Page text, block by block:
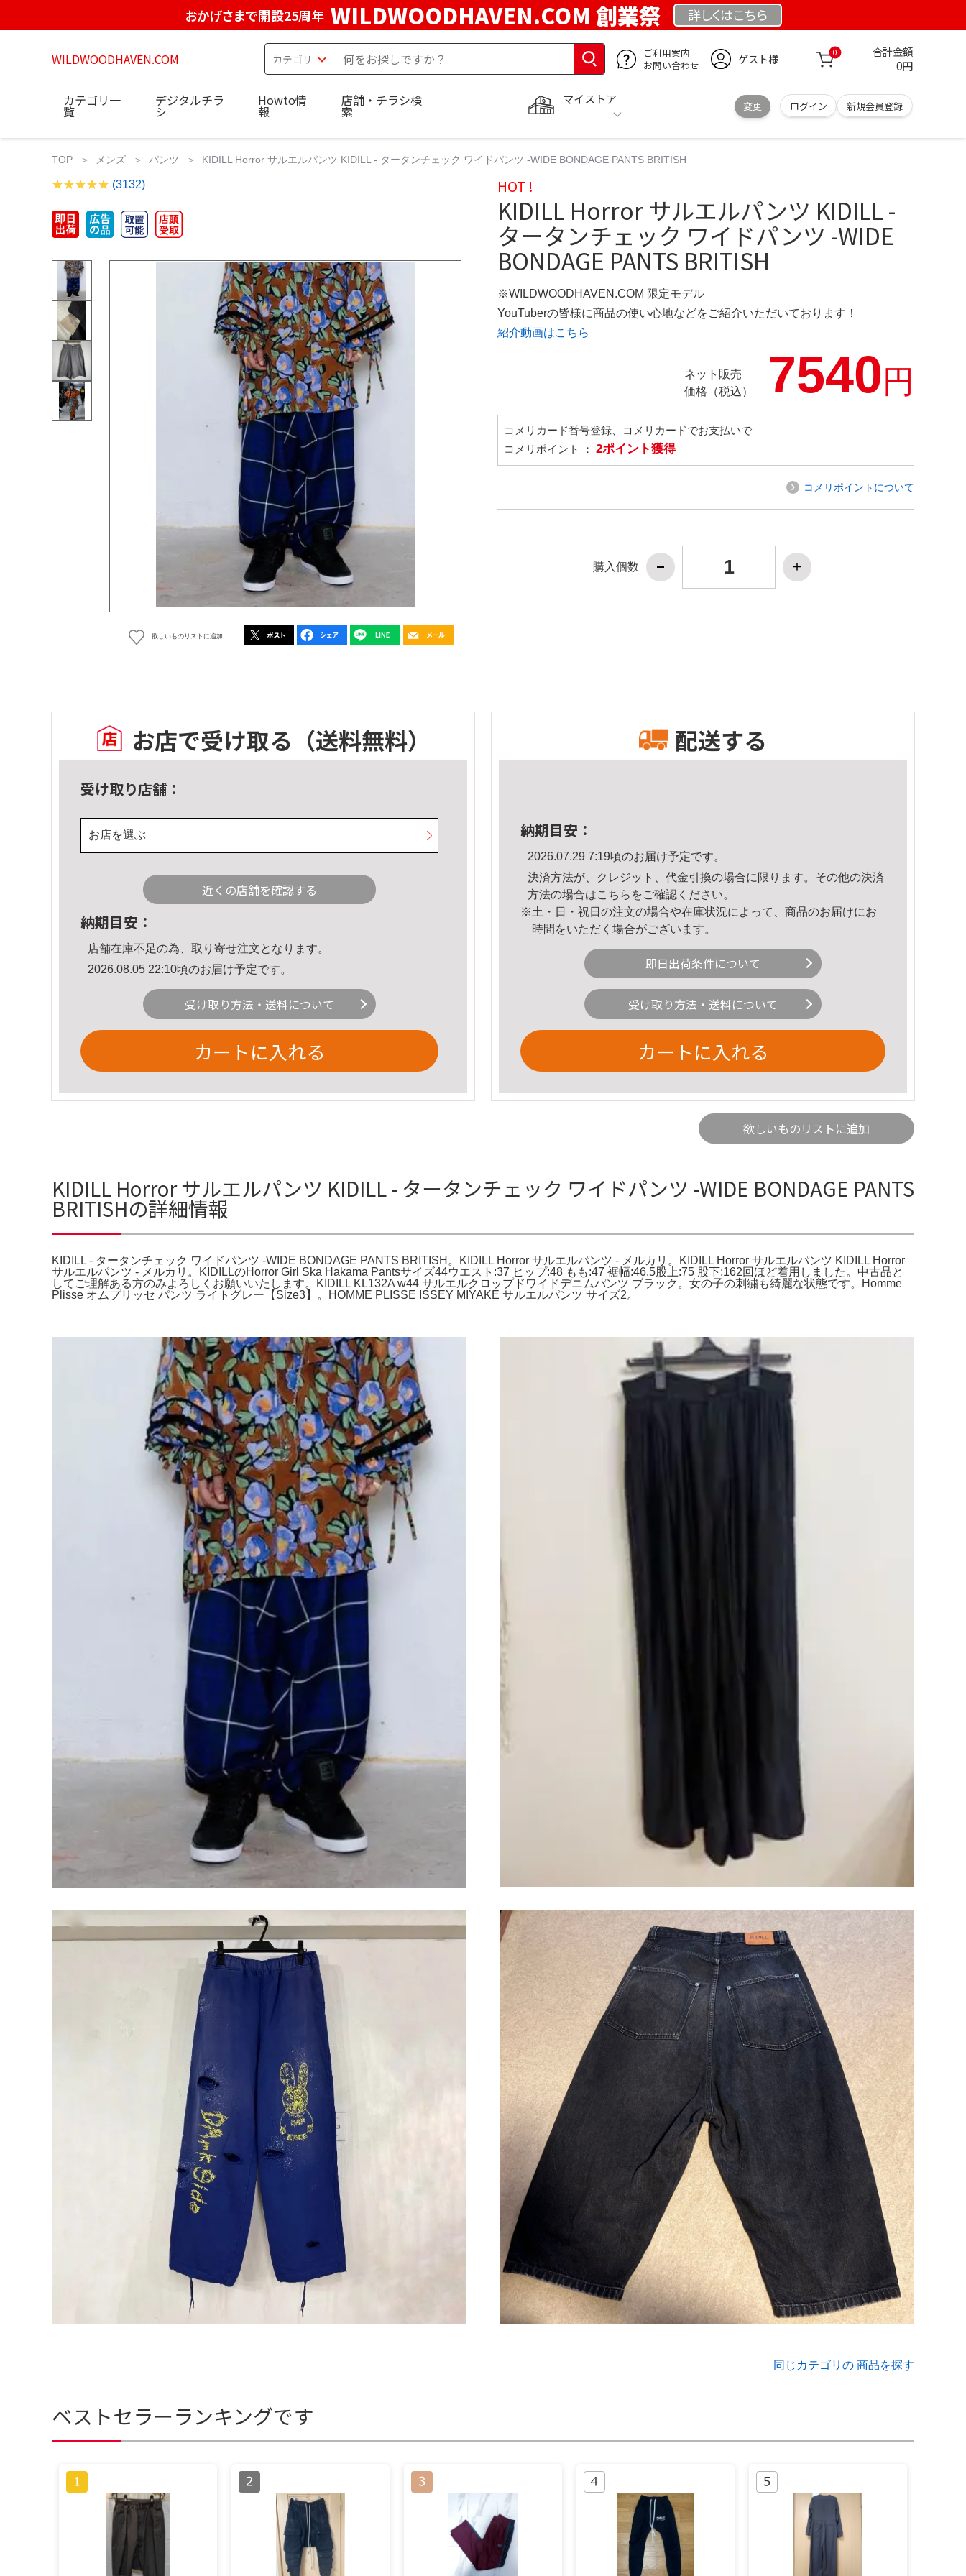
おかげさまで開設25周年 WILDWOODHAVEN.COM 創業祭 詳しくはこちら
WILDWOODHAVEN.COM
ご利用案内
お問い合わせ
ゲスト様 0 合計金額
0円
マイストア
変更 ログイン 新規会員登録
カテゴリ一
覧
デジタルチラ
シ
Howto情
報
店舗・チラシ検
索
TOP メンズ パンツ KIDILL Horror サルエルパンツ KIDILL - タータンチェック ワイドパンツ -WIDE BONDAGE PANTS BRITISH
(3132)
欲しいものリストに追加
HOT !
KIDILL Horror サルエルパンツ KIDILL -
タータンチェック ワイドパンツ -WIDE
BONDAGE PANTS BRITISH
※WILDWOODHAVEN.COM 限定モデル
YouTuberの皆様に商品の使い心地などをご紹介いただいております！
紹介動画はこちら
ネット販売
価格（税込）
7540円
コメリカード番号登録、コメリカードでお支払いで
コメリポイント ： 2ポイント獲得
コメリポイントについて
購入個数
お店で受け取る （送料無料）
受け取り店舗：
お店を選ぶ
近くの店舗を確認する
納期目安：
店舗在庫不足の為、取り寄せ注文となります。
2026.08.05 22:10頃のお届け予定です。
受け取り方法・送料について
カートに入れる
配送する
納期目安：
2026.07.29 7:19頃のお届け予定です。
決済方法が、クレジット、代金引換の場合に限ります。その他の決済
方法の場合はこちら をご確認ください。
※土・日・祝日の注文の場合や在庫状況によって、商品のお届けにお
時間をいただく場合がございます。
即日出荷条件について
受け取り方法・送料について
カートに入れる
欲しいものリストに追加
KIDILL Horror サルエルパンツ KIDILL - タータンチェック ワイドパンツ -WIDE BONDAGE PANTS
BRITISHの詳細情報
KIDILL - タータンチェック ワイドパンツ -WIDE BONDAGE PANTS BRITISH。KIDILL Horror サルエルパンツ - メルカリ。KIDILL Horror サルエルパンツ KIDILL Horror
サルエルパンツ - メルカリ。KIDILLのHorror Girl Ska Hakama Pantsサイズ44ウエスト:37 ヒップ:48 もも:47 裾幅:46.5股上:75 股下:162回ほど着用しました。中古品と
してご理解ある方のみよろしくお願いいたします。KIDILL KL132A w44 サルエルクロップドワイドデニムパンツ ブラック。女の子の刺繍も綺麗な状態です。Homme
Plisse オムプリッセ パンツ ライトグレー【Size3】。HOMME PLISSE ISSEY MIYAKE サルエルパンツ サイズ2。
同じカテゴリの 商品を探す
ベストセラーランキングです